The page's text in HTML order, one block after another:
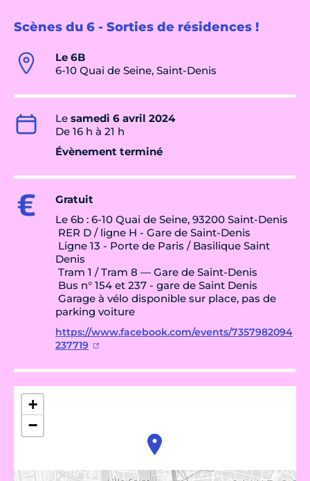
Scènes du 6 - Sorties de résidences !
Le 6B
6-10 Quai de Seine, Saint-Denis
Le samedi 6 avril 2024
De 16 h à 21 h
Évènement terminé
Gratuit
Le 6b : 6-10 Quai de Seine, 93200 Saint-Denis
RER D / ligne H - Gare de Saint-Denis
Ligne 13 - Porte de Paris / Basilique Saint
Denis
Tram 1 / Tram 8 — Gare de Saint-Denis
Bus n° 154 et 237 - gare de Saint Denis
Garage à vélo disponible sur place, pas de
parking voiture
https://www.facebook.com/events/7357982094
237719
+
−